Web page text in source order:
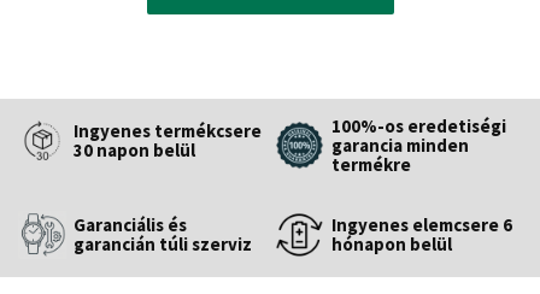
Ingyenes termékcsere
30 napon belül
100%-os eredetiségi
garancia minden
termékre
Garanciális és
garancián túli szerviz
Ingyenes elemcsere 6
hónapon belül